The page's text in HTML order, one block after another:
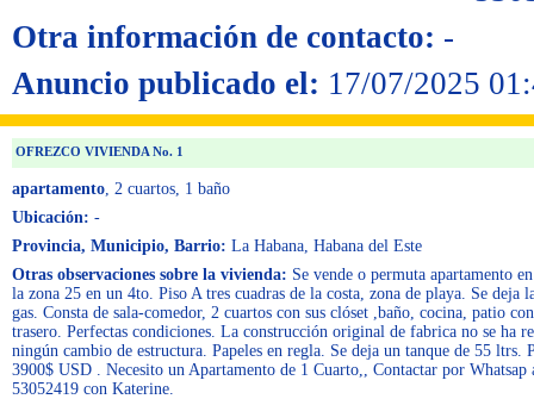
Otra información de contacto: -
Anuncio publicado el: 17/07/2025
OFREZCO VIVIENDA No. 1
apartamento, 2 cuartos, 1 baño
Ubicación: -
Provincia, Municipio, Barrio: La Habana, Habana del Este
Otras observaciones sobre la vivienda: Se vende o permuta apartamento
la zona 25 en un 4to. Piso A tres cuadras de la costa, zona de playa. Se deja
gas. Consta de sala-comedor, 2 cuartos con sus clóset ,baño, cocina, patio
trasero. Perfectas condiciones. La construcción original de fabrica no se ha
ningún cambio de estructura. Papeles en regla. Se deja un tanque de 55 ltrs.
3900$ USD . Necesito un Apartamento de 1 Cuarto,, Contactar por Whatsap
53052419 con Katerine.